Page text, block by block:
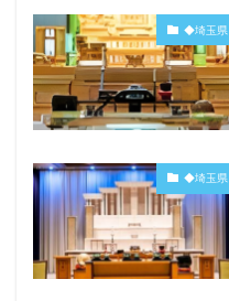
◆埼玉県
◆埼玉県